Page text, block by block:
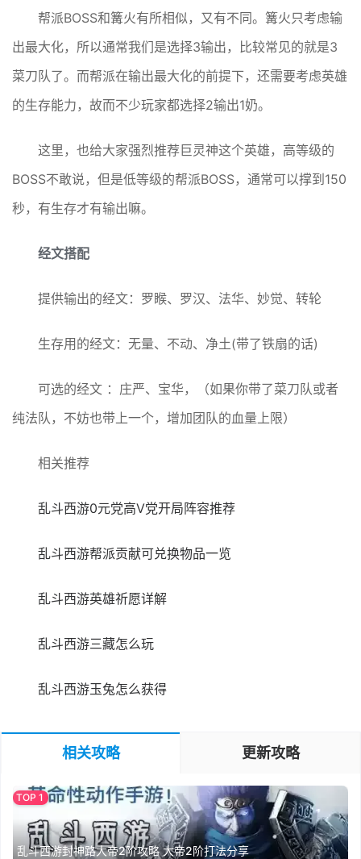
帮派BOSS和篝火有所相似，又有不同。篝火只考虑输
出最大化，所以通常我们是选择3输出，比较常见的就是3
菜刀队了。而帮派在输出最大化的前提下，还需要考虑英雄
的生存能力，故而不少玩家都选择2输出1奶。
这里，也给大家强烈推荐巨灵神这个英雄，高等级的
BOSS不敢说，但是低等级的帮派BOSS，通常可以撑到150
秒，有生存才有输出嘛。
经文搭配
提供输出的经文：罗睺、罗汉、法华、妙觉、转轮
生存用的经文：无量、不动、净土(带了铁扇的话)
可选的经文 ：庄严、宝华，（如果你带了菜刀队或者
纯法队，不妨也带上一个，增加团队的血量上限）
相关推荐
乱斗西游0元党高V党开局阵容推荐
乱斗西游帮派贡献可兑换物品一览
乱斗西游英雄祈愿详解
乱斗西游三藏怎么玩
乱斗西游玉兔怎么获得
相关攻略 更新攻略
乱斗西游封神路大帝2阶攻略 大帝2阶打法分享